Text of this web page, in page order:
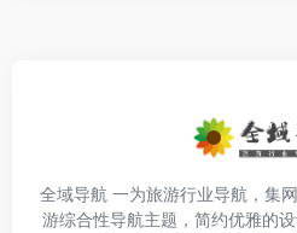
全域导航 一为旅游行业导航，集
游综合性导航主题，简约优雅的